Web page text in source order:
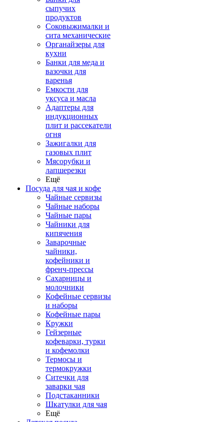
сыпучих
продуктов
Соковыжималки и
сита механические
Органайзеры для
кухни
Банки для меда и
вазочки для
варенья
Емкости для
уксуса и масла
Адаптеры для
индукционных
плит и рассекатели
огня
Зажигалки для
газовых плит
Мясорубки и
лапшерезки
Ещё
Посуда для чая и кофе
Чайные сервизы
Чайные наборы
Чайные пары
Чайники для
кипячения
Заварочные
чайники,
кофейники и
френч-прессы
Сахарницы и
молочники
Кофейные сервизы
и наборы
Кофейные пары
Кружки
Гейзерные
кофеварки, турки
и кофемолки
Термосы и
термокружки
Ситечки для
заварки чая
Подстаканники
Шкатулки для чая
Ещё